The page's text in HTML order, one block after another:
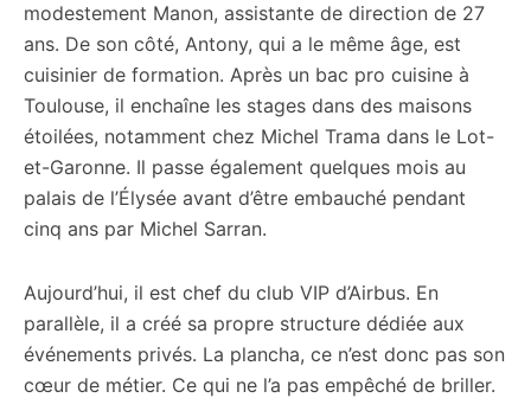
modestement Manon, assistante de direction de 27
ans. De son côté, Antony, qui a le même âge, est
cuisinier de formation. Après un bac pro cuisine à
Toulouse, il enchaîne les stages dans des maisons
étoilées, notamment chez Michel Trama dans le Lot-
et-Garonne. Il passe également quelques mois au
palais de l’Élysée avant d’être embauché pendant
cinq ans par Michel Sarran.
Aujourd’hui, il est chef du club VIP d’Airbus. En
parallèle, il a créé sa propre structure dédiée aux
événements privés. La plancha, ce n’est donc pas son
cœur de métier. Ce qui ne l’a pas empêché de briller.